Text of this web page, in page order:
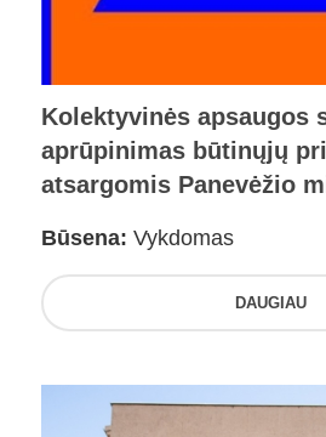
Kolektyvinės apsaugos
aprūpinimas būtinųjų
atsargomis Panevėžio
Būsena: Vykdomas
DAUGIAU